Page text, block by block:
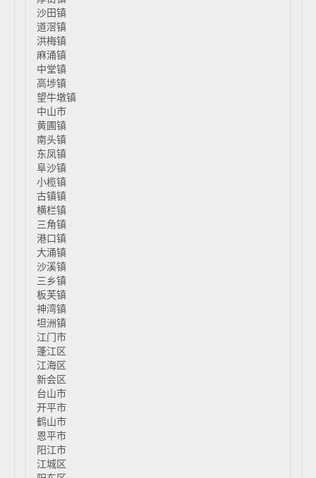
沙田镇
道滘镇
洪梅镇
麻涌镇
中堂镇
高埗镇
望牛墩镇
中山市
黄圃镇
南头镇
东凤镇
阜沙镇
小榄镇
古镇镇
横栏镇
三角镇
港口镇
大涌镇
沙溪镇
三乡镇
板芙镇
神湾镇
坦洲镇
江门市
蓬江区
江海区
新会区
台山市
开平市
鹤山市
恩平市
阳江市
江城区